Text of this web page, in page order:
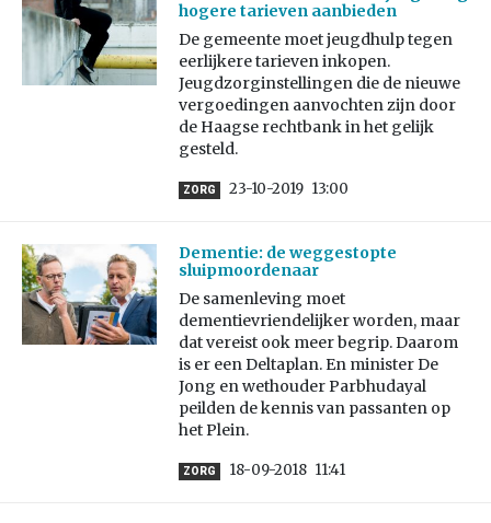
hogere tarieven aanbieden
De gemeente moet jeugdhulp tegen
eerlijkere tarieven inkopen.
Jeugdzorginstellingen die de nieuwe
vergoedingen aanvochten zijn door
de Haagse rechtbank in het gelijk
gesteld.
ZORG 23-10-2019 13:00
Dementie: de weggestopte
sluipmoordenaar
De samenleving moet
dementievriendelijker worden, maar
dat vereist ook meer begrip. Daarom
is er een Deltaplan. En minister De
Jong en wethouder Parbhudayal
peilden de kennis van passanten op
het Plein.
ZORG 18-09-2018 11:41